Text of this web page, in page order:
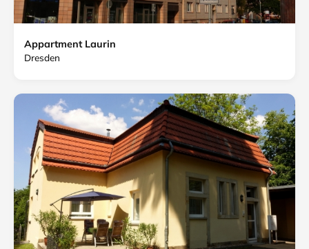
Appartment Laurin
Dresden